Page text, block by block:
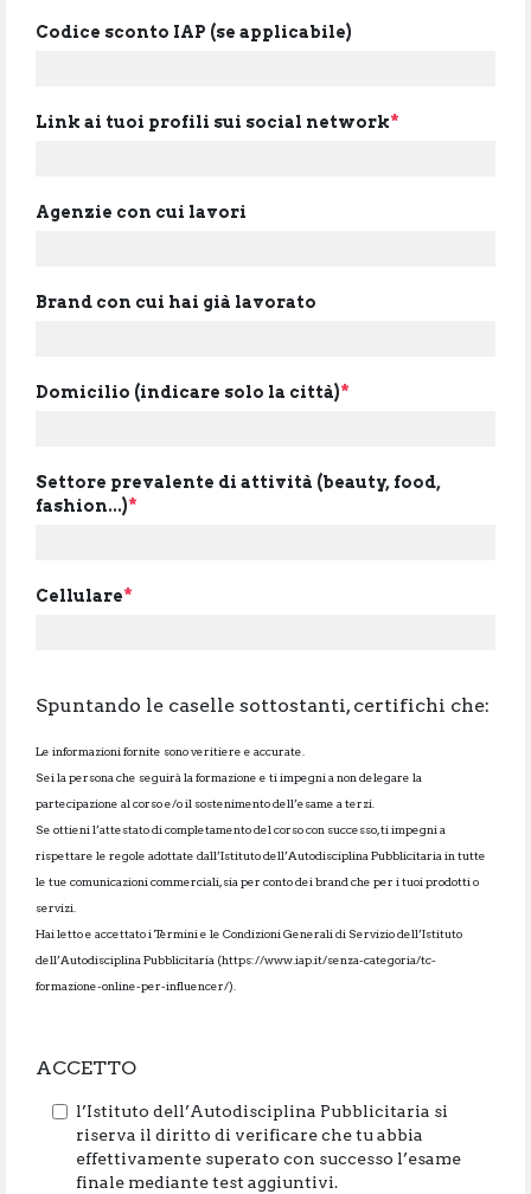
Codice sconto IAP (se applicabile)
Link ai tuoi profili sui social network*
Agenzie con cui lavori
Brand con cui hai già lavorato
Domicilio (indicare solo la città)*
Settore prevalente di attività (beauty, food,
fashion...)*
Cellulare*
Spuntando le caselle sottostanti, certifichi che:
Le informazioni fornite sono veritiere e accurate.
Sei la persona che seguirà la formazione e ti impegni a non delegare la
partecipazione al corso e/o il sostenimento dell’esame a terzi.
Se ottieni l’attestato di completamento del corso con successo, ti impegni a
rispettare le regole adottate dall’Istituto dell’Autodisciplina Pubblicitaria in tutte
le tue comunicazioni commerciali, sia per conto dei brand che per i tuoi prodotti o
servizi.
Hai letto e accettato i Termini e le Condizioni Generali di Servizio dell’Istituto
dell’Autodisciplina Pubblicitaria (https://www.iap.it/senza-categoria/tc-
formazione-online-per-influencer/).
ACCETTO
l’Istituto dell’Autodisciplina Pubblicitaria si
riserva il diritto di verificare che tu abbia
effettivamente superato con successo l’esame
finale mediante test aggiuntivi.